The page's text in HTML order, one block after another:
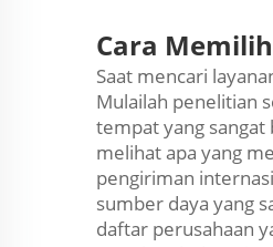
Cara
Saat mencari
Mulailah penelitian
tempat yang
melihat apa yang
pengiriman
sumber daya yang
daftar perusahaan